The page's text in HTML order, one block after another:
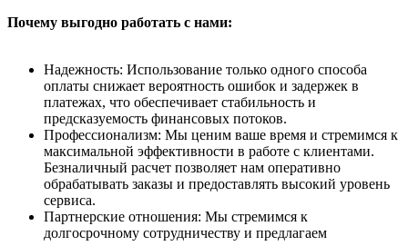
Почему выгодно работать с нами:
Надежность: Использование только одного способа
оплаты снижает вероятность ошибок и задержек в
платежах, что обеспечивает стабильность и
предсказуемость финансовых потоков.
Профессионализм: Мы ценим ваше время и стремимся к
максимальной эффективности в работе с клиентами.
Безналичный расчет позволяет нам оперативно
обрабатывать заказы и предоставлять высокий уровень
сервиса.
Партнерские отношения: Мы стремимся к
долгосрочному сотрудничеству и предлагаем